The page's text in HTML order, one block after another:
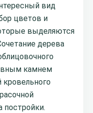
вид
цветов и
выделяются
дерева
камнем
кровельного
постройки.